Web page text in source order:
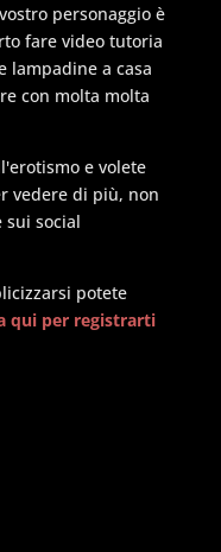
personaggio è
fare video tutoria
lampadine a casa
con molta molta
e volete
vedere di più, non
sui social
potete
qui per registrarti